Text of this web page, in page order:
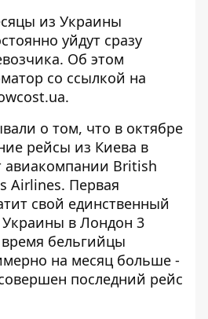
из Украины
уйдут сразу
Об этом
со ссылкой на
о том, что в октябре
рейсы из Киева в
авиакомпании British
Airlines. Первая
свой единственный
в Лондон 3
бельгийцы
на месяц больше -
последний рейс